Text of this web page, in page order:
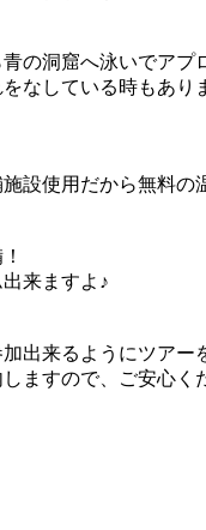
の洞窟へ泳いでアプ
なしている時もあり
設使用だから無料
来ますよ♪
出来るようにツア
ますので、ご安心く